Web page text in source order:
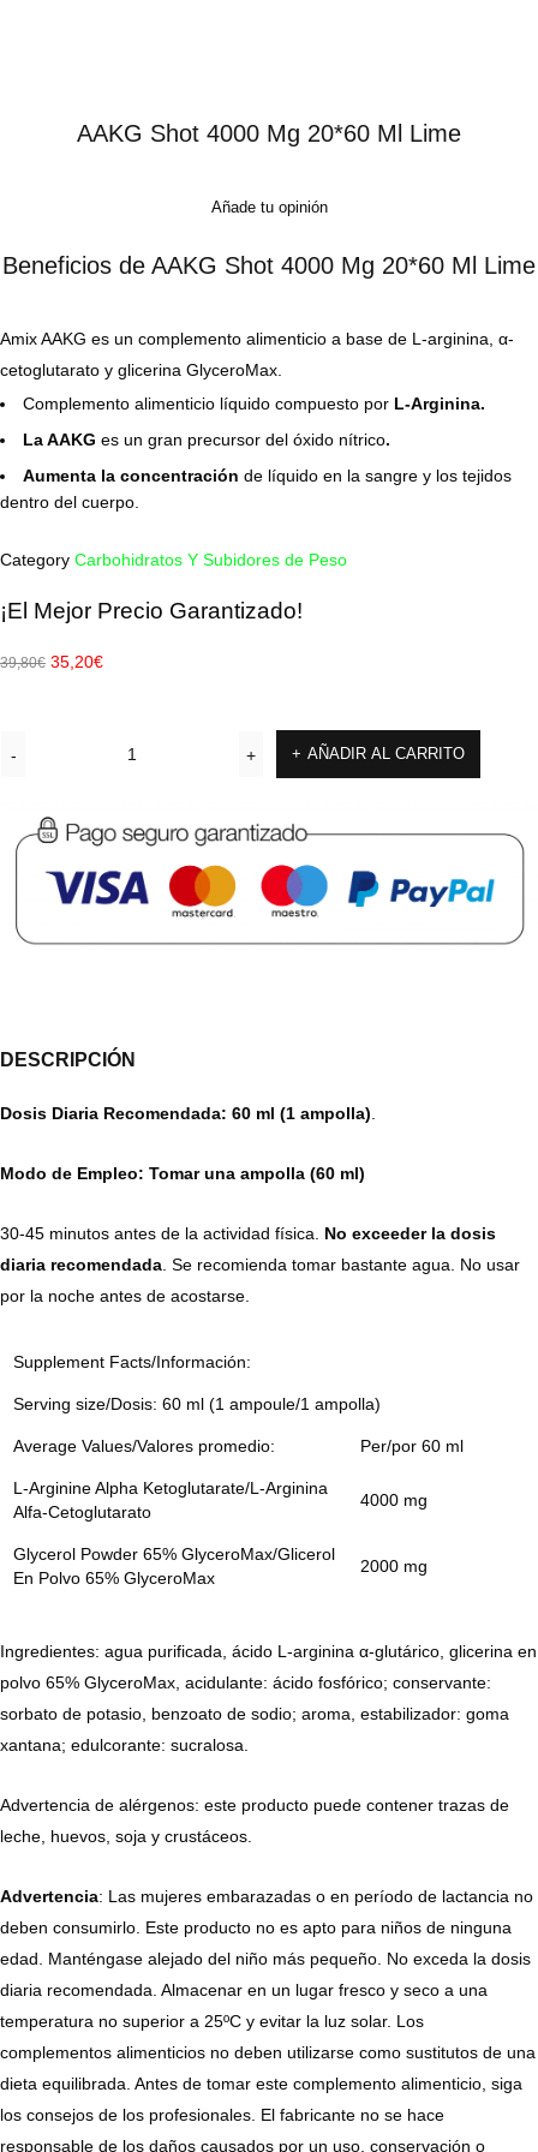
AAKG Shot 4000 Mg 20*60 Ml Lime
Añade tu opinión
Beneficios de AAKG Shot 4000 Mg 20*60 Ml Lime
Amix AAKG es un complemento alimenticio a base de L-arginina, α-
cetoglutarato y glicerina GlyceroMax.
Complemento alimenticio líquido compuesto por L-Arginina.
La AAKG es un gran precursor del óxido nítrico.
Aumenta la concentración de líquido en la sangre y los tejidos
dentro del cuerpo.
Category Carbohidratos Y Subidores de Peso
¡El Mejor Precio Garantizado!
39,80€ 35,20€
AÑADIR AL CARRITO
DESCRIPCIÓN
Dosis Diaria Recomendada: 60 ml (1 ampolla).
Modo de Empleo: Tomar una ampolla (60 ml)
30-45 minutos antes de la actividad física. No exceeder la dosis
diaria recomendada. Se recomienda tomar bastante agua. No usar
por la noche antes de acostarse.
Supplement Facts/Información:
Serving size/Dosis: 60 ml (1 ampoule/1 ampolla)
Average Values/Valores promedio: Per/por 60 ml
L-Arginine Alpha Ketoglutarate/L-Arginina
Alfa-Cetoglutarato
4000 mg
Glycerol Powder 65% GlyceroMax/Glicerol
En Polvo 65% GlyceroMax
2000 mg
Ingredientes: agua purificada, ácido L-arginina α-glutárico, glicerina en
polvo 65% GlyceroMax, acidulante: ácido fosfórico; conservante:
sorbato de potasio, benzoato de sodio; aroma, estabilizador: goma
xantana; edulcorante: sucralosa.
Advertencia de alérgenos: este producto puede contener trazas de
leche, huevos, soja y crustáceos.
Advertencia: Las mujeres embarazadas o en período de lactancia no
deben consumirlo. Este producto no es apto para niños de ninguna
edad. Manténgase alejado del niño más pequeño. No exceda la dosis
diaria recomendada. Almacenar en un lugar fresco y seco a una
temperatura no superior a 25ºC y evitar la luz solar. Los
complementos alimenticios no deben utilizarse como sustitutos de una
dieta equilibrada. Antes de tomar este complemento alimenticio, siga
los consejos de los profesionales. El fabricante no se hace
responsable de los daños causados ​​por un uso, conservación o